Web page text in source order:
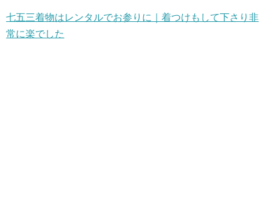
七五三着物はレンタルでお参りに｜着つけもして下さり非
常に楽でした